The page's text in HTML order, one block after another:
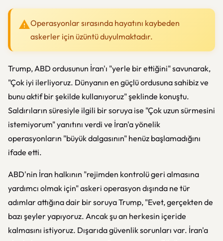
Operasyonlar sırasında hayatını kaybeden
askerler için üzüntü duyulmaktadır.
Trump, ABD ordusunun İran'ı "yerle bir ettiğini" savunarak,
"Çok iyi ilerliyoruz. Dünyanın en güçlü ordusuna sahibiz ve
bunu aktif bir şekilde kullanıyoruz" şeklinde konuştu.
Saldırıların süresiyle ilgili bir soruya ise "Çok uzun sürmesini
istemiyorum" yanıtını verdi ve İran'a yönelik
operasyonların "büyük dalgasının" henüz başlamadığını
ifade etti.
ABD'nin İran halkının "rejimden kontrolü geri almasına
yardımcı olmak için" askeri operasyon dışında ne tür
adımlar attığına dair bir soruya Trump, "Evet, gerçekten de
bazı şeyler yapıyoruz. Ancak şu an herkesin içeride
kalmasını istiyoruz. Dışarıda güvenlik sorunları var. İran'a